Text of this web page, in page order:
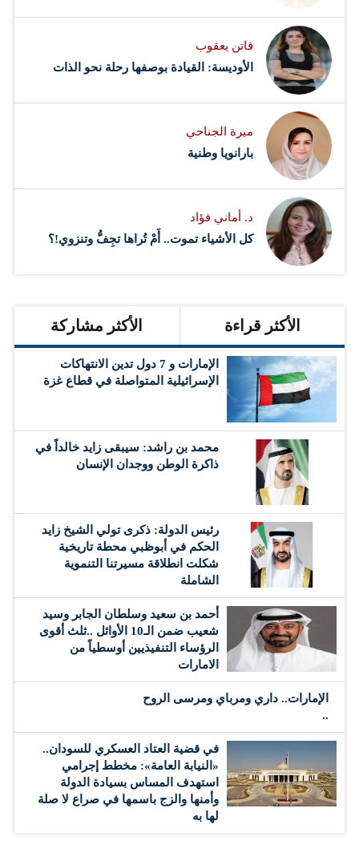
فاتن يعقوب
الأوديسة: القيادة بوصفها رحلة نحو الذات
ميرة الجناحي
بارانويا وطنية
د. أماني فؤاد
كل الأشياء تموت.. أَمْ تُراها تجِفُّ وتنزوي!؟
الأكثر قراءة الأكثر مشاركة
الإمارات و 7 دول تدين الانتهاكات
الإسرائيلية المتواصلة في قطاع غزة
محمد بن راشد: سيبقى زايد خالداً في
ذاكرة الوطن ووجدان الإنسان
رئيس الدولة: ذكرى تولي الشيخ زايد
الحكم في أبوظبي محطة تاريخية
شكلت انطلاقة مسيرتنا التنموية
الشاملة
أحمد بن سعيد وسلطان الجابر وسيد
شعيب ضمن الـ10 الأوائل ..ثلث أقوى
الرؤساء التنفيذيين أوسطياً من
الامارات
الإمارات.. داري ومرباي ومرسى الروح
..
في قضية العتاد العسكري للسودان..
«النيابة العامة»: مخطط إجرامي
استهدف المساس بسيادة الدولة
وأمنها والزج باسمها في صراع لا صلة
لها به